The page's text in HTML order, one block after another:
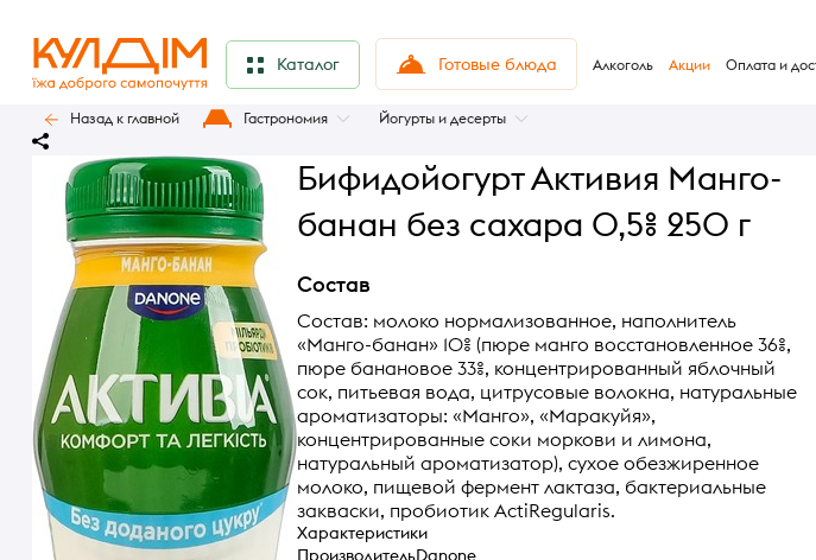
Каталог Готовые блюда Алкоголь Акции Оплата и
Назад к главной Гастрономия Йогурты и десерты
Бифидойогурт Активия Манго-
банан без сахара 0,5% 250 г
Состав
Состав: молоко нормализованное, наполнитель
«Манго-банан» 10% (пюре манго восстановленное 36%,
пюре банановое 33%, концентрированный яблочный
сок, питьевая вода, цитрусовые волокна, натуральные
ароматизаторы: «Манго», «Маракуйя»,
концентрированные соки моркови и лимона,
натуральный ароматизатор), сухое обезжиренное
молоко, пищевой фермент лактаза, бактериальные
закваски, пробиотик ActiRegularis.
Характеристики
ПроизводительDanone